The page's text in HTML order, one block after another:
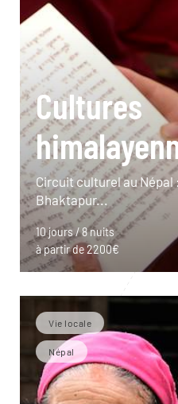
Cultures
Circuit culturel au
Bhaktapur...
10 jours / 8 nuits
à partir de 2200€
Vie locale
Népal